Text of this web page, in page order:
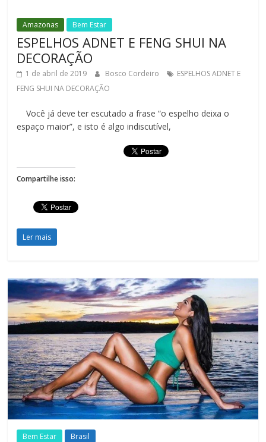
Amazonas Bem Estar
ESPELHOS ADNET E FENG SHUI NA
DECORAÇÃO
1 de abril de 2019 Bosco Cordeiro
ESPELHOS ADNET E
FENG SHUI NA DECORAÇÃO
Você já deve ter escutado a frase “o espelho deixa o
espaço maior”, e isto é algo indiscutível,
Compartilhe isso:
Ler mais
Bem Estar Brasil